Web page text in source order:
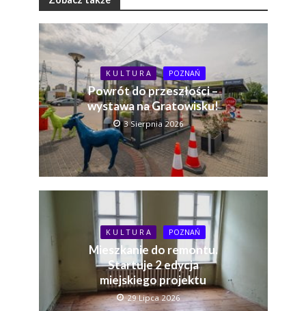
K U L T U R A POZNAŃ
Powrót do przeszłości –
wystawa na Gratowisku!
3 Sierpnia 2026
K U L T U R A POZNAŃ
Mieszkanie do remontu.
Startuje 2 edycja
miejskiego projektu
29 Lipca 2026